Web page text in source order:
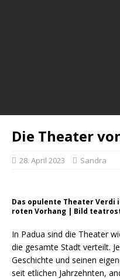
Die Theater
28. April 2023 Sandra
Das opulente Theater Verdi
roten Vorhang | Bild
In Padua sind die Theater
die gesamte Stadt verteilt.
Geschichte und seinen
seit etlichen Jahrzehnten,